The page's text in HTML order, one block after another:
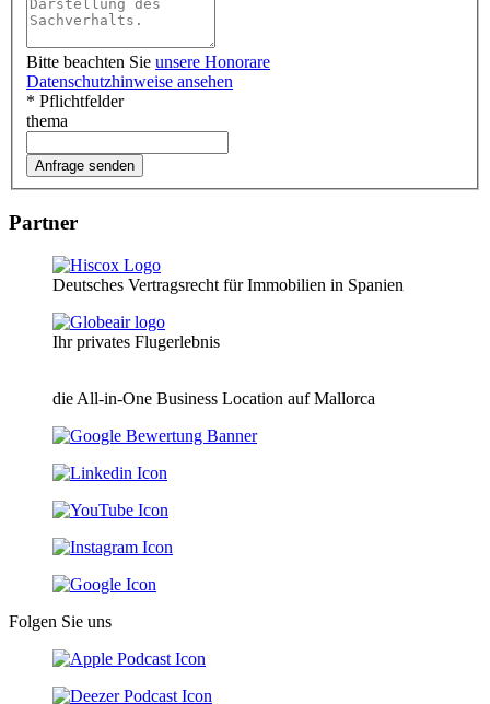
Bitte beachten Sie unsere Honorare
Datenschutzhinweise ansehen
* Pflichtfelder
thema
Partner
Deutsches Vertragsrecht für Immobilien in Spanien
Ihr privates Flugerlebnis
die All-in-One Business Location auf Mallorca
Folgen Sie uns